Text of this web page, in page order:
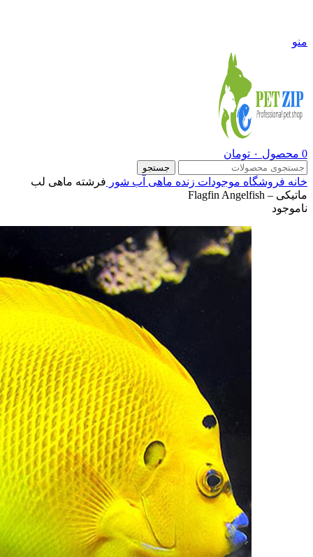
منو
0 محصول ۰ تومان
جستجو
خانه فروشگاه موجودات زنده ماهی آب شور فرشته ماهی لب
ماتیکی – Flagfin Angelfish
ناموجود